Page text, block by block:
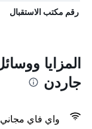
رقم مكتب الاستقبال
المزايا
جاردن
واي فاي مجاني